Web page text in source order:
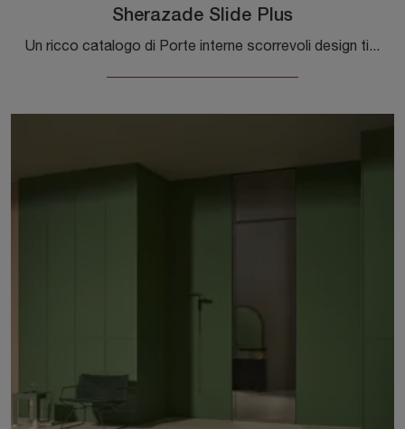
Sherazade Slide Plus
Un ricco catalogo di Porte interne scorrevoli design ti attende! Entra per scoprire la porta Sherazade Slide Plus di Glas Italia.